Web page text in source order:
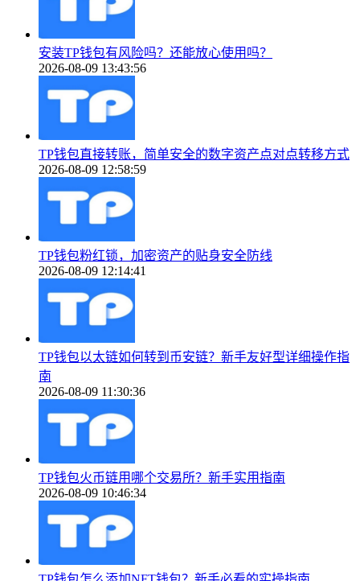
安装TP钱包有风险吗？还能放心使用吗？
2026-08-09 13:43:56
TP钱包直接转账，简单安全的数字资产点对点转移方式
2026-08-09 12:58:59
TP钱包粉红锁，加密资产的贴身安全防线
2026-08-09 12:14:41
TP钱包以太链如何转到币安链？新手友好型详细操作指
南
2026-08-09 11:30:36
TP钱包火币链用哪个交易所？新手实用指南
2026-08-09 10:46:34